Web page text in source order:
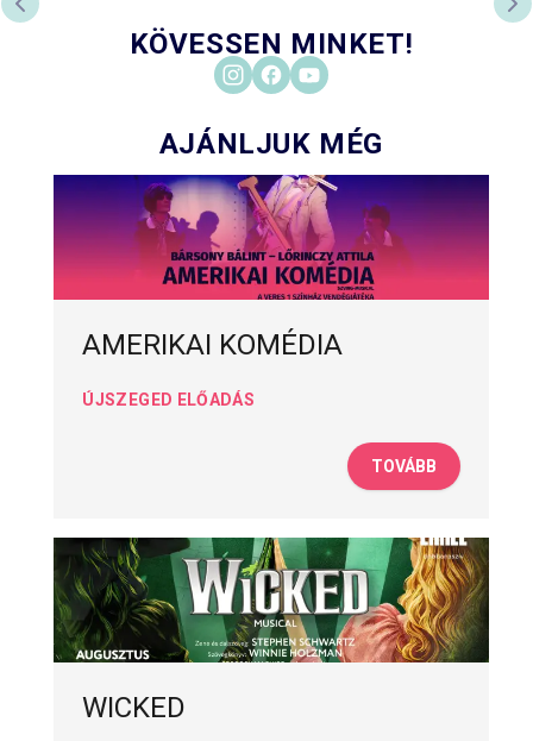
PREVIOUS SLIDE
KÖVESSEN MINKET!
AJÁNLJUK MÉG
AMERIKAI KOMÉDIA
ÚJSZEGED ELŐADÁS
TOVÁBB
WICKED